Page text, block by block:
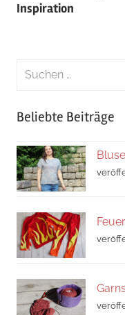
Inspiration
Suchen
Beliebte Beiträge